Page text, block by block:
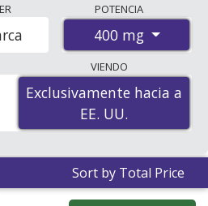
pharmacies start at$0.20 por
save 35% off the average U.S.
$0.31 per tablet for 30 tablets.
discount generic
(magnesium) coupon
POTENCIA
400 mg
Exclusivamente hacia a
EE. UU.
VIENDO
Exclusivamente hacia a
EE. UU.
Sort by Total Price